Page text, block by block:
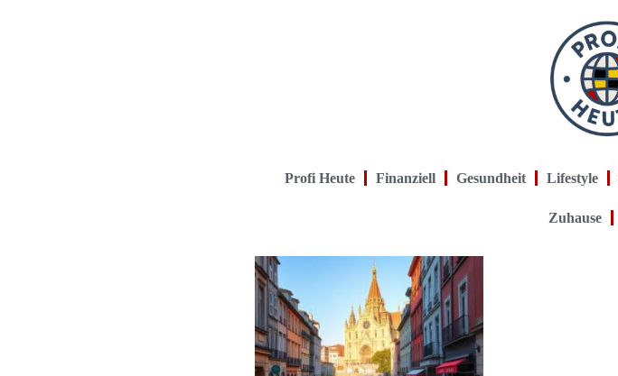
Profi Heute Finanziell Gesundheit Lifestyle
Zuhause